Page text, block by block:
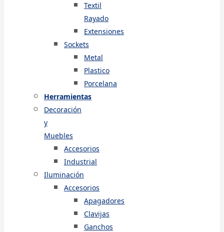
Textil
Rayado
Extensiones
Sockets
Metal
Plastico
Porcelana
Herramientas
Decoración
y
Muebles
Accesorios
Industrial
Iluminación
Accesorios
Apagadores
Clavijas
Ganchos